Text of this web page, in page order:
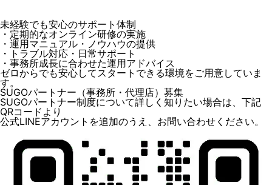
未経験でも安心のサポート体制
・定期的なオンライン研修の実施
・運用マニュアル・ノウハウの提供
・トラブル対応・日常サポート
・事務所成長に合わせた運用アドバイス
ゼロからでも安心してスタートできる環境をご用意していま
す。
SUGOパートナー（事務所・代理店）募集
SUGOパートナー制度について詳しく知りたい場合は、下記
QRコードより
公式LINEアカウントを追加のうえ、お問い合わせください。